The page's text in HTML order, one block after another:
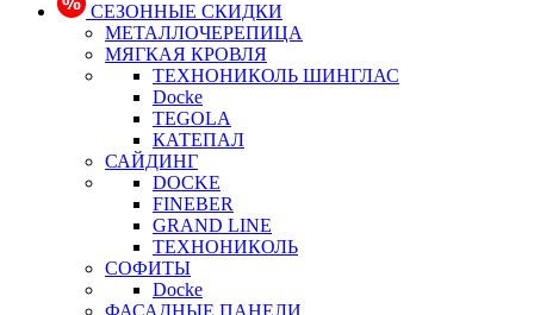
СЕЗОННЫЕ СКИДКИ
МЕТАЛЛОЧЕРЕПИЦА
МЯГКАЯ КРОВЛЯ
ТЕХНОНИКОЛЬ ШИНГЛАС
Docke
TEGOLA
КАТЕПАЛ
САЙДИНГ
DOCKE
FINEBER
GRAND LINE
ТЕХНОНИКОЛЬ
СОФИТЫ
Docke
ФАСАДНЫЕ ПАНЕЛИ